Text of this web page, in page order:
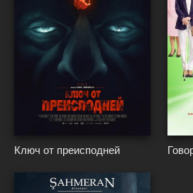
Ключ от преисподней